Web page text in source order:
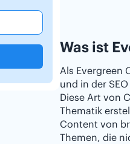
Was ist
Als Evergreen
und in der
Diese Art von
Thematik
Content von
Themen, die